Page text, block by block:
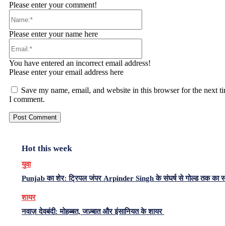
Please enter your comment!
Please enter your name here
You have entered an incorrect email address!
Please enter your email address here
Save my name, email, and website in this browser for the next
I comment.
Hot this week
युवा
Punjab का शेर: ट्रिपल जंपर Arpinder Singh के संघर्ष से गोल्ड तक का
शायर
नवाज़ देवबंदी: मोहब्बत, जज़्बात और इंसानियत के शायर